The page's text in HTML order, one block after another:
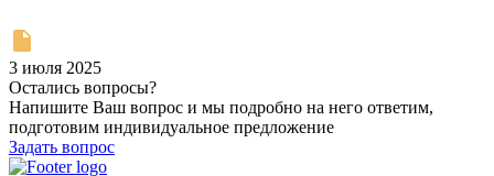
3 июля 2025
Остались вопросы?
Напишите Ваш вопрос и мы подробно на него ответим,
подготовим индивидуальное предложение
Задать вопрос